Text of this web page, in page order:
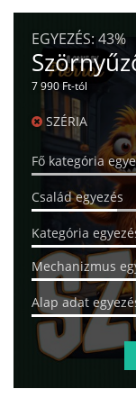
EGYEZÉS: 43%
7 990 Ft-tól
SZÉRIA
Fő kategória
Család egyezés
Kategória
Mechanizmus
Alap adat